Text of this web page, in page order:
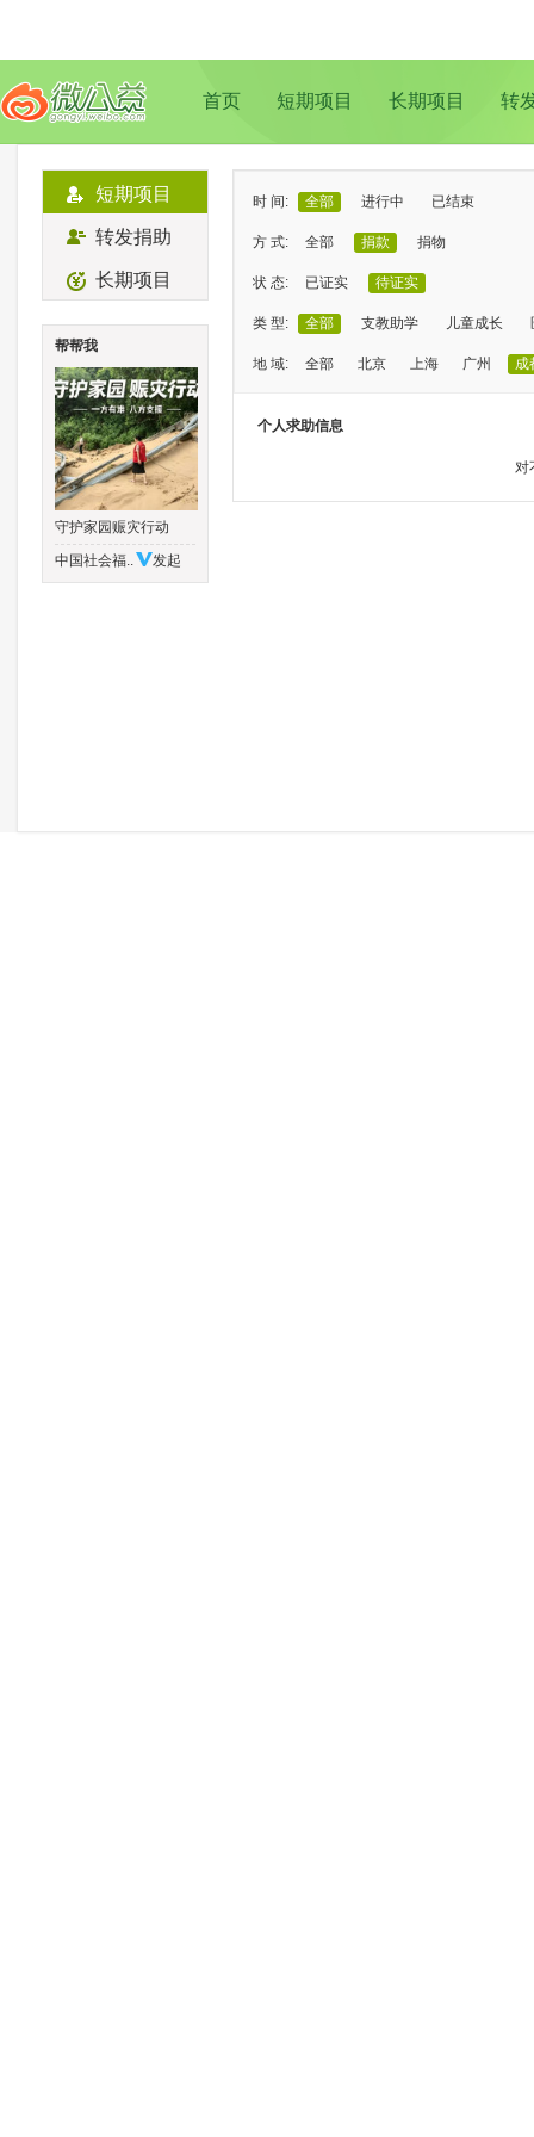
首页 短期项目 长期项目 转
短期项目
转发捐助
长期项目
帮帮我
守护家园赈灾行动
中国社会福..
发起
时 间: 全部 进行中 已结束
方 式: 全部 捐款 捐物
状 态: 已证实 待证实
类 型: 全部 支教助学 儿童成长
地 域: 全部 北京 上海 广州 成
个人求助信息
对